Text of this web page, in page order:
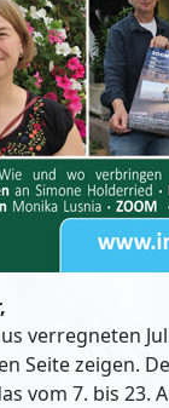
verregneten
Seite zeigen.
vom 7. bis 23.